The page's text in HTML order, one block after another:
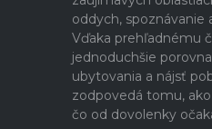
oddych, spoznávanie
Vďaka prehľadnému
jednoduchšie
ubytovania a nájsť
zodpovedá tomu,
čo od dovolenky